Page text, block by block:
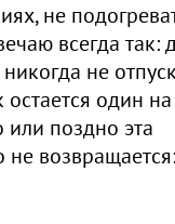
не
всегда так:
не
один на
или поздно эта
не